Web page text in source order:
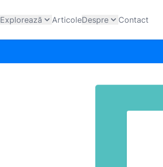
Explorează ArticoleDespre Contact